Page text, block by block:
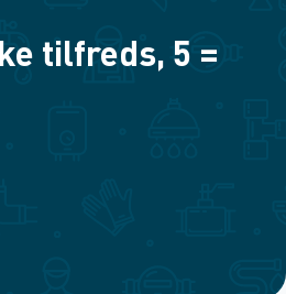
tilfreds, 5 =